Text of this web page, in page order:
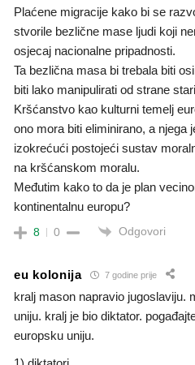
Plaćene migracije kako bi se
stvorile bezlične mase ljudi koji
osjecaj nacionalne pripadnosti.
Ta bezlična masa bi trebala biti
biti lako manipulirati od strane
Kršćanstvo kao kulturni temelj
ono mora biti eliminirano, a njega
izokrećući postojeći sustav
na kršćanskom moralu.
Međutim kako to da je plan
kontinentalnu europu?
8 0 Odgovori
eu kolonija 7 godine prije
kralj mason napravio jugoslaviju.
uniju. kralj je bio diktator.
europsku uniju.